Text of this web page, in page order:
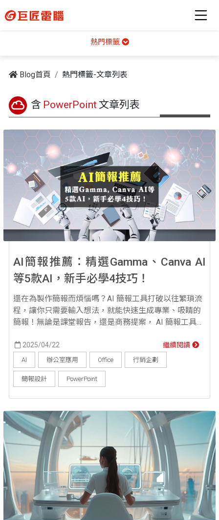
熱門標籤
Blog首頁 熱門標籤-文章列表
含 PowerPoint 文章列表
AI簡報推薦：精選Gamma、Canva AI
等5款AI，新手必學4技巧！
還在為製作簡報而煩惱嗎？AI 簡報工具打破以往繁瑣流
程，讓你只需要輸入想法，就能快速生成專業、吸睛的
簡報！無論是課堂報告，還是商務提案， AI 簡報工具都
時間、提升效率，現在就一起來看看有哪些超實用的選
擇吧！ AI 簡報好用嗎？自動生成超省時！ 隨著人工智
慧（AI）技術的快速發展，AI 簡報工具成為了商業與教
育界的新寵兒。這些工具利用自然語言處...
2025/04/22 繼續閱讀
AI 辦公室應用 Office 行銷企劃
簡報設計 PowerPoint